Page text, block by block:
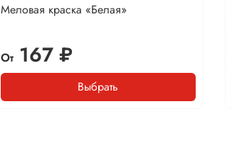
Меловая краска «Белая»
От167 ₽
Выбрать